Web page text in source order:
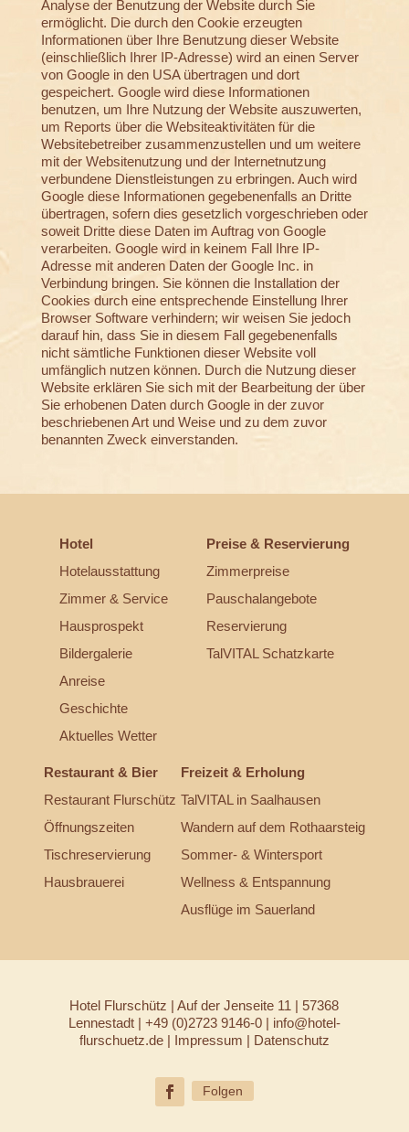
Analyse der Benutzung der Website durch Sie
ermöglicht. Die durch den Cookie erzeugten
Informationen über Ihre Benutzung dieser Website
(einschließlich Ihrer IP-Adresse) wird an einen Server
von Google in den USA übertragen und dort
gespeichert. Google wird diese Informationen
benutzen, um Ihre Nutzung der Website auszuwerten,
um Reports über die Websiteaktivitäten für die
Websitebetreiber zusammenzustellen und um weitere
mit der Websitenutzung und der Internetnutzung
verbundene Dienstleistungen zu erbringen. Auch wird
Google diese Informationen gegebenenfalls an Dritte
übertragen, sofern dies gesetzlich vorgeschrieben oder
soweit Dritte diese Daten im Auftrag von Google
verarbeiten. Google wird in keinem Fall Ihre IP-
Adresse mit anderen Daten der Google Inc. in
Verbindung bringen. Sie können die Installation der
Cookies durch eine entsprechende Einstellung Ihrer
Browser Software verhindern; wir weisen Sie jedoch
darauf hin, dass Sie in diesem Fall gegebenenfalls
nicht sämtliche Funktionen dieser Website voll
umfänglich nutzen können. Durch die Nutzung dieser
Website erklären Sie sich mit der Bearbeitung der über
Sie erhobenen Daten durch Google in der zuvor
beschriebenen Art und Weise und zu dem zuvor
benannten Zweck einverstanden.
Hotel
Hotelausstattung
Zimmer & Service
Hausprospekt
Bildergalerie
Anreise
Geschichte
Aktuelles Wetter
Preise & Reservierung
Zimmerpreise
Pauschalangebote
Reservierung
TalVITAL Schatzkarte
Restaurant & Bier
Restaurant Flurschütz
Öffnungszeiten
Tischreservierung
Hausbrauerei
Freizeit & Erholung
TalVITAL in Saalhausen
Wandern auf dem Rothaarsteig
Sommer- & Wintersport
Wellness & Entspannung
Ausflüge im Sauerland
Hotel Flurschütz | Auf der Jenseite 11 | 57368
Lennestadt | +49 (0)2723 9146-0 | info@hotel-
flurschuetz.de| Impressum | Datenschutz
Folgen